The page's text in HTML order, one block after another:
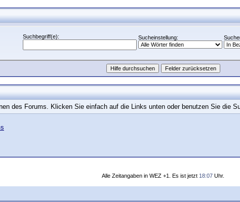
Suchbegriff(e): Sucheinstellung:
des Forums. Klicken Sie einfach auf die Links unten oder benutzen Sie die
Alle Zeitangaben in WEZ +1. Es ist jetzt 18:07 Uhr.